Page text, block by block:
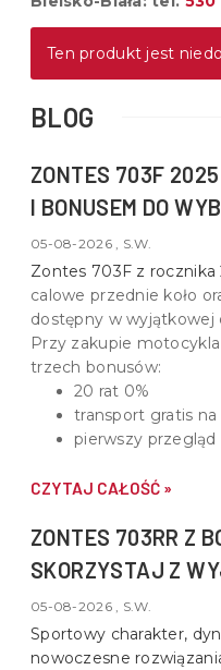
Ten produkt jest
BLOG
ZONTES 703F
I BONUSEM DO
05-08-2026 , S.W.
Zontes 703F z rocznika
calowe przednie koło
dostępny w wyjątkowej
Przy zakupie
trzech bonusów:
20 rat 0%
transport gratis na
pierwszy przegląd
CZYTAJ CAŁOŚĆ »
ZONTES 703RR Z
SKORZYSTAJ Z
05-08-2026 , S.W.
Sportowy charakter,
nowoczesne